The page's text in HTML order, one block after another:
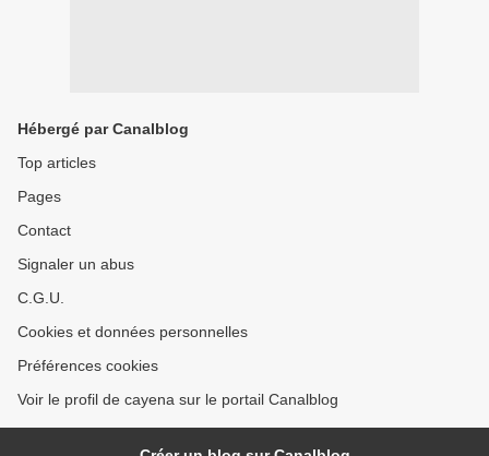
Hébergé par Canalblog
Top articles
Pages
Contact
Signaler un abus
C.G.U.
Cookies et données personnelles
Préférences cookies
Voir le profil de cayena sur le portail Canalblog